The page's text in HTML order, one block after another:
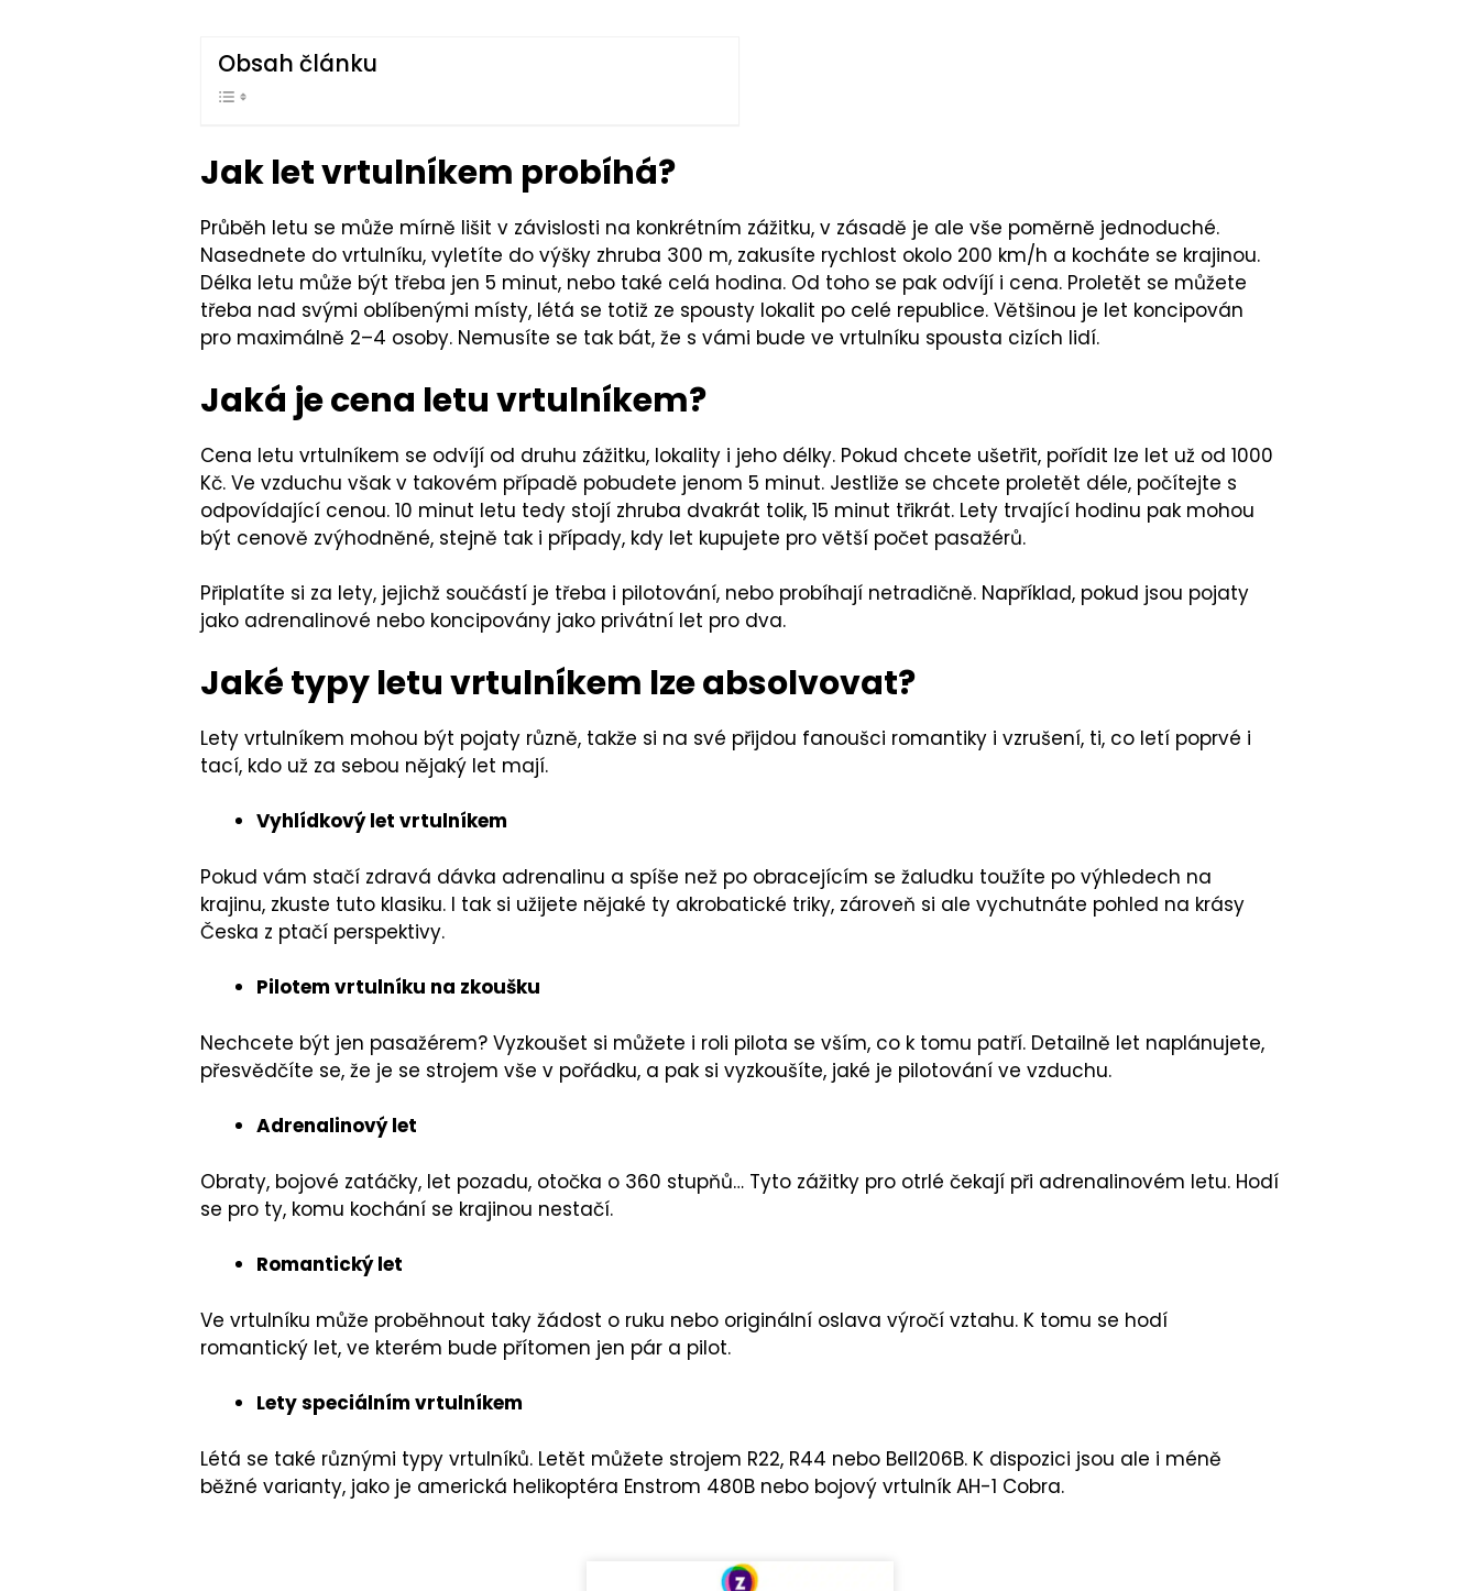
Obsah článku
Jak let vrtulníkem probíhá?
Průběh letu se může mírně lišit v závislosti na konkrétním zážitku, v zásadě je ale vše poměrně jednoduché.
Nasednete do vrtulníku, vyletíte do výšky zhruba 300 m, zakusíte rychlost okolo 200 km/h a kocháte se krajinou.
Délka letu může být třeba jen 5 minut, nebo také celá hodina. Od toho se pak odvíjí i cena. Proletět se můžete
třeba nad svými oblíbenými místy, létá se totiž ze spousty lokalit po celé republice. Většinou je let koncipován
pro maximálně 2–⁠4 osoby. Nemusíte se tak bát, že s vámi bude ve vrtulníku spousta cizích lidí.
Jaká je cena letu vrtulníkem?
Cena letu vrtulníkem se odvíjí od druhu zážitku, lokality i jeho délky. Pokud chcete ušetřit, pořídit lze let už od 1000
Kč. Ve vzduchu však v takovém případě pobudete jenom 5 minut. Jestliže se chcete proletět déle, počítejte s
odpovídající cenou. 10 minut letu tedy stojí zhruba dvakrát tolik, 15 minut třikrát. Lety trvající hodinu pak mohou
být cenově zvýhodněné, stejně tak i případy, kdy let kupujete pro větší počet pasažérů.
Připlatíte si za lety, jejichž součástí je třeba i pilotování, nebo probíhají netradičně. Například, pokud jsou pojaty
jako adrenalinové nebo koncipovány jako privátní let pro dva.
Jaké typy letu vrtulníkem lze absolvovat?
Lety vrtulníkem mohou být pojaty různě, takže si na své přijdou fanoušci romantiky i vzrušení, ti, co letí poprvé i
tací, kdo už za sebou nějaký let mají.
Vyhlídkový let vrtulníkem
Pokud vám stačí zdravá dávka adrenalinu a spíše než po obracejícím se žaludku toužíte po výhledech na
krajinu, zkuste tuto klasiku. I tak si užijete nějaké ty akrobatické triky, zároveň si ale vychutnáte pohled na krásy
Česka z ptačí perspektivy.
Pilotem vrtulníku na zkoušku
Nechcete být jen pasažérem? Vyzkoušet si můžete i roli pilota se vším, co k tomu patří. Detailně let naplánujete,
přesvědčíte se, že je se strojem vše v pořádku, a pak si vyzkoušíte, jaké je pilotování ve vzduchu.
Adrenalinový let
Obraty, bojové zatáčky, let pozadu, otočka o 360 stupňů… Tyto zážitky pro otrlé čekají při adrenalinovém letu. Hodí
se pro ty, komu kochání se krajinou nestačí.
Romantický let
Ve vrtulníku může proběhnout taky žádost o ruku nebo originální oslava výročí vztahu. K tomu se hodí
romantický let, ve kterém bude přítomen jen pár a pilot.
Lety speciálním vrtulníkem
Létá se také různými typy vrtulníků. Letět můžete strojem R22, R44 nebo Bell206B. K dispozici jsou ale i méně
běžné varianty, jako je americká helikoptéra Enstrom 480B nebo bojový vrtulník AH-1 Cobra.